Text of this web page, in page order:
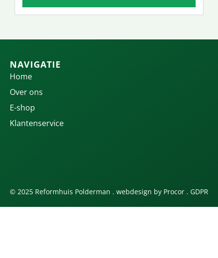
NAVIGATIE
Home
Over ons
E-shop
Klantenservice
© 2025 Reformhuis Polderman . webdesign by Procor . GDPR